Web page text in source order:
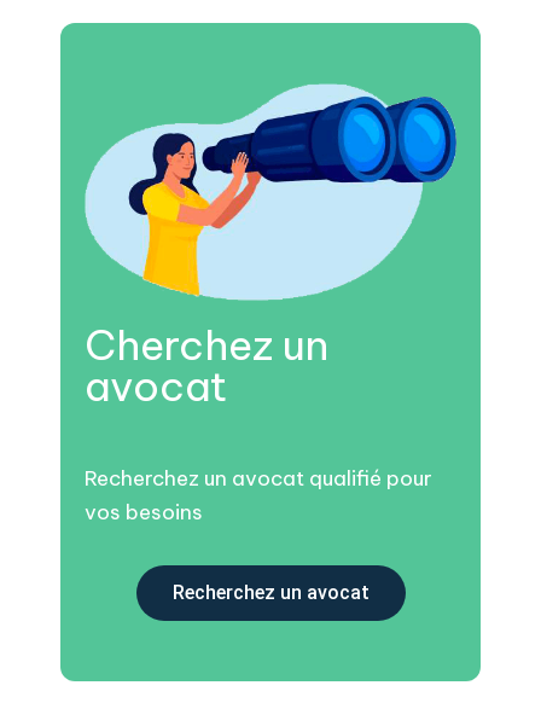
Cherchez un
avocat
Recherchez un avocat qualifié pour
vos besoins
Recherchez un avocat